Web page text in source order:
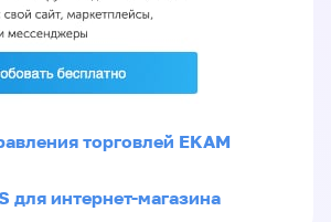
торговлей EKAM
для интернет-магазина